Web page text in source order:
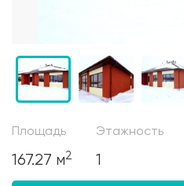
Площадь
167.27 м2
Этажность
1